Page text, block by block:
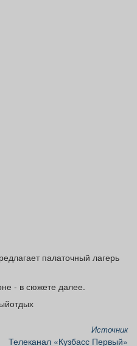
палаточный лагерь
- в сюжете далее.
Источник
Телеканал «Кузбасс Первый»